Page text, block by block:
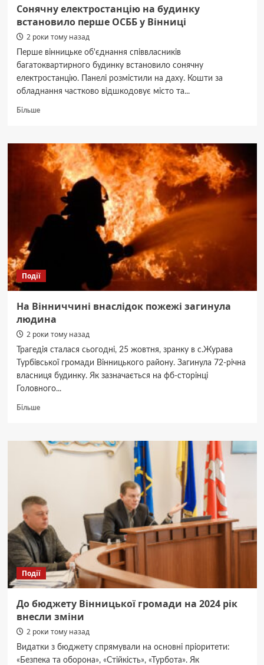
Сонячну електростанцію на будинку
встановило перше ОСББ у Вінниці
2 роки тому назад
Перше вінницьке об'єднання співвласників
багатоквартирного будинку встановило сонячну
електростанцію. Панелі розмістили на даху. Кошти за
обладнання частково відшкодовує місто та...
БільшеДокладніше
електростанцію
на
будинку
встановило
Вінниці
Події
На Вінниччині внаслідок пожежі загинула
людина
2 роки тому назад
Трагедія сталася сьогодні, 25 жовтня, зранку в с.Журава
Турбівської громади Вінницького району. Загинула 72-річна
власниця будинку. Як зазначається на фб-сторінці
Головного...
БільшеДокладніше
Вінниччині
внаслідок
Події
До бюджету Вінницької громади на 2024 рік
внесли зміни
2 роки тому назад
Видатки з бюджету спрямували на основні пріоритети:
«Безпека та оборона», «Стійкість», «Турбота». Як